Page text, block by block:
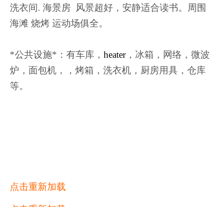
洗衣间. 海景房 风景超好，安静适合读书。周围
海滩 烧烤 运动场俱全。
*公共设施*：有车库， heater，冰箱，网络，微波
炉，面包机，，烤箱，洗衣机，厨房用具，仓库
等。
点击重新加载